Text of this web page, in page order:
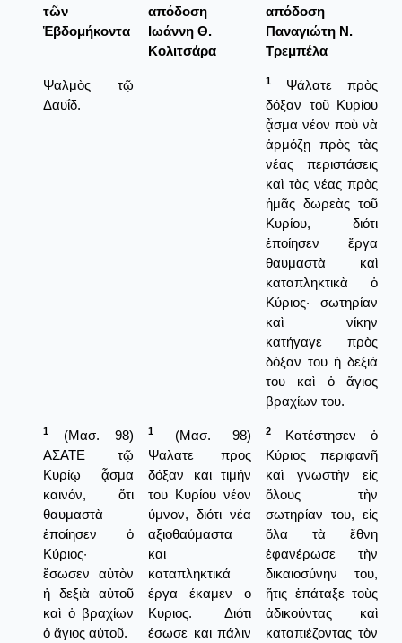
τῶν
Ἑβδομήκοντα
απόδοση
Ιωάννη Θ.
Κολιτσάρα
απόδοση
Παναγιώτη Ν.
Τρεμπέλα
Ψαλμὸς τῷ
Δαυΐδ.
1
Ψάλατε πρὸς
δόξαν τοῦ Κυρίου
ᾆσμα νέον ποὺ νὰ
ἁρμόζῃ πρὸς τὰς
νέας περιστάσεις
καὶ τὰς νέας πρὸς
ἡμᾶς δωρεὰς τοῦ
Κυρίου, διότι
ἐποίησεν ἔργα
θαυμαστὰ καὶ
καταπληκτικὰ ὁ
Κύριος· σωτηρίαν
καὶ νίκην
κατήγαγε πρὸς
δόξαν του ἡ δεξιά
του καὶ ὁ ἅγιος
βραχίων του.
1
(Μασ. 98)
ΑΣΑΤΕ τῷ
Κυρίῳ ᾆσμα
καινόν, ὅτι
θαυμαστὰ
ἐποίησεν ὁ
Κύριος·
ἔσωσεν αὐτὸν
ἡ δεξιὰ αὐτοῦ
καὶ ὁ βραχίων
ὁ ἅγιος αὐτοῦ.
1
(Μασ. 98)
Ψαλατε προς
δόξαν και τιμήν
του Κυρίου νέον
ύμνον, διότι νέα
αξιοθαύμαστα
και
καταπληκτικά
έργα έκαμεν ο
Κυριος. Διότι
έσωσε και πάλιν
2
Κατέστησεν ὁ
Κύριος περιφανῆ
καὶ γνωστὴν εἰς
ὅλους τὴν
σωτηρίαν του, εἰς
ὅλα τὰ ἔθνη
ἐφανέρωσε τὴν
δικαιοσύνην του,
ἥτις ἐπάταξε τοὺς
ἀδικούντας καὶ
καταπιέζοντας τὸν